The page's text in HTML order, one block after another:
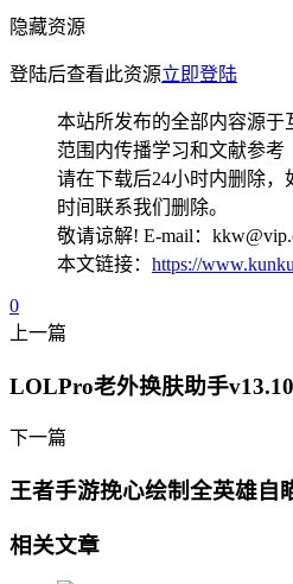
隐藏资源
登陆后查看此资源立即登陆
本站所发布的全部内容源于
范围内传播学习和文献参考
请在下载后24小时内删除
时间联系我们删除。
敬请谅解! E-mail：
本文链接： https://
0
上一篇
LOLPro老外换肤助手v13.10
下一篇
王者手游挽心绘制全英雄自
相关文章